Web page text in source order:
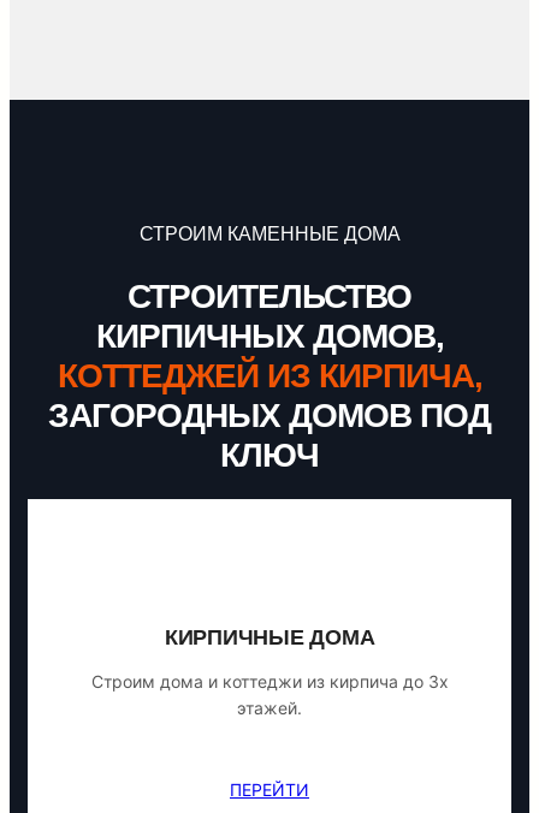
СТРОИМ КАМЕННЫЕ ДОМА
СТРОИТЕЛЬСТВО
КИРПИЧНЫХ ДОМОВ,
КОТТЕДЖЕЙ ИЗ КИРПИЧА,
ЗАГОРОДНЫХ ДОМОВ ПОД
КЛЮЧ
КИРПИЧНЫЕ ДОМА
Строим дома и коттеджи из кирпича до 3х
этажей.
ПЕРЕЙТИ